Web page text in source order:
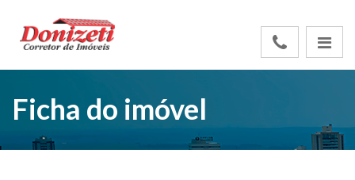
Ficha do imóvel